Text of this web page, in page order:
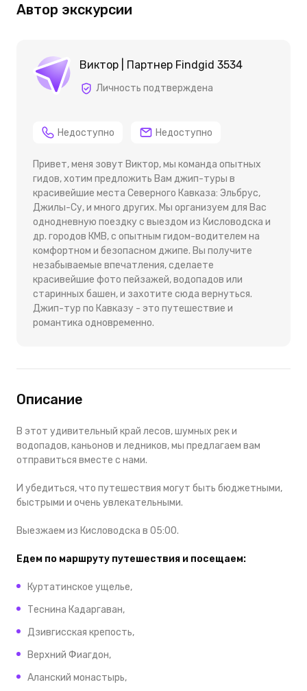
Автор экскурсии
Виктор | Партнер Findgid 3534
Личность подтверждена
Недоступно Недоступно
Привет, меня зовут Виктор, мы команда опытных
гидов, хотим предложить Вам джип-туры в
красивейшие места Северного Кавказа: Эльбрус,
Джилы-Су, и много других. Мы организуем для Вас
однодневную поездку с выездом из Кисловодска и
др. городов КМВ, с опытным гидом-водителем на
комфортном и безопасном джипе. Вы получите
незабываемые впечатления, сделаете
красивейшие фото пейзажей, водопадов или
старинных башен, и захотите сюда вернуться.
Джип-тур по Кавказу - это путешествие и
романтика одновременно.
Описание
В этот удивительный край лесов, шумных рек и
водопадов, каньонов и ледников,мы предлагаем вам
отправиться вместе с нами.
И убедиться, что путешествия могут быть бюджетными,
быстрыми и очень увлекательными.
Выезжаем из Кисловодска в 05:00.
Едем по маршруту путешествия и посещаем:
Куртатинское ущелье,
Теснина Кадаргаван,
Дзивгисская крепость,
Верхний Фиагдон,
Аланский монастырь,